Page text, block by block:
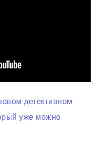
детективном
уже можно